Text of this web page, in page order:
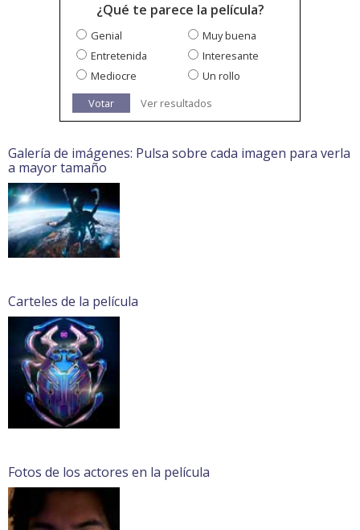
¿Qué te parece la película?
Genial
Muy buena
Entretenida
Interesante
Mediocre
Un rollo
Votar
Ver resultados
Galería de imágenes: Pulsa sobre cada imagen para verla
a mayor tamaño
Carteles de la película
Fotos de los actores en la película